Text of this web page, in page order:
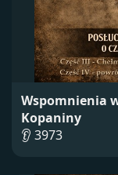
Wspomnienia
Kopaniny
👂 3973